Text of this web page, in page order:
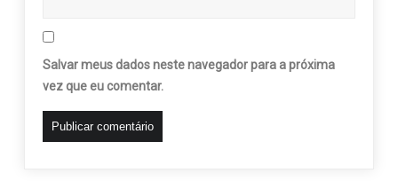
Salvar meus dados neste navegador para a próxima
vez que eu comentar.